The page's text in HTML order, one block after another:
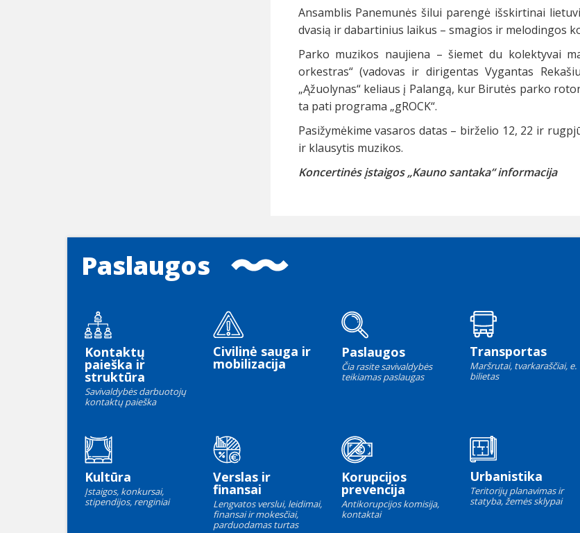
Ansamblis Panemunės šilui parengė išskirtinai
dvasią ir dabartinius laikus – smagios ir melodingos
Parko muzikos naujiena – šiemet du kolektyvai
orkestras“ (vadovas ir dirigentas Vygantas
„Ąžuolynas“ keliaus į Palangą, kur Birutės parko
ta pati programa „gROCK“.
Pasižymėkime vasaros datas – birželio 12, 22 ir
ir klausytis muzikos.
Koncertinės įstaigos „Kauno santaka“ informacija
Paslaugos
Kontaktų
paieška ir
struktūra
Savivaldybės darbuotojų
kontaktų paieška
Civilinė sauga ir
mobilizacija
Paslaugos
Čia rasite savivaldybės
teikiamas paslaugas
Transportas
Maršrutai, tvarkaraščiai, e.
bilietas
Kultūra
Įstaigos, konkursai,
stipendijos, renginiai
Verslas ir
finansai
Lengvatos verslui, leidimai,
finansai ir mokesčiai,
parduodamas turtas
Korupcijos
prevencija
Antikorupcijos komisija,
kontaktai
Urbanistika
Teritorijų planavimas ir
statyba, žemės sklypai